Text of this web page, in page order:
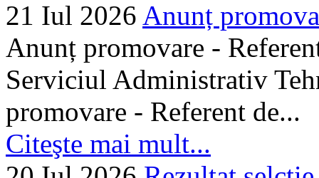
21 Iul 2026 Anunț
Anunț promovare -
Serviciul Administrativ
promovare - Referent de...
Citeşte mai mult...